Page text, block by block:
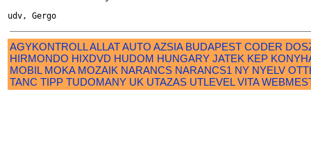
AGYKONTROLLALLATAUTO AZSIA BUDAPEST CODER
HIRMONDO HIXDVD HUDOM HUNGARY JATEK KEP
MOBIL MOKA MOZAIK NARANCS NARANCS1 NY NYELV
TANC TIPP TUDOMANY UK UTAZAS UTLEVEL VITA